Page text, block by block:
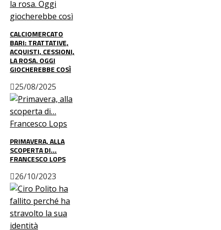
CALCIOMERCATO
BARI: TRATTATIVE,
ACQUISTI, CESSIONI,
LA ROSA. OGGI
GIOCHEREBBE COSÌ
25/08/2025
PRIMAVERA, ALLA
SCOPERTA DI…
FRANCESCO LOPS
26/10/2023